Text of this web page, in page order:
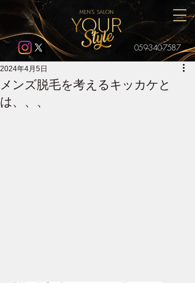
059-340-7587
メンズ脱毛を考えるキッカケと
は、、、
2024年4月5日